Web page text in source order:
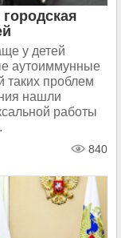
у детей
аутоиммунные
таких проблем
нашли
работы
840